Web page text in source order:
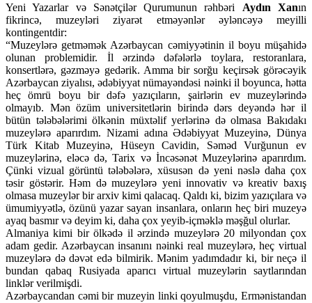
Yeni Yazarlar və Sənətçilər Qurumunun rəhbəri Aydın Xanın
fikrincə, muzeyləri ziyarət etməyənlər əyləncəyə meyilli
kontingentdir:
“Muzeylərə getməmək Azərbaycan cəmiyyətinin il boyu müşahidə
olunan problemidir. İl ərzində dəfələrlə toylara, restoranlara,
konsertlərə, gəzməyə gedərik. Amma bir sorğu keçirsək görəcəyik
Azərbaycan ziyalısı, ədəbiyyat nümayəndəsi nəinki il boyunca, hətta
heç ömrü boyu bir dəfə yazıçıların, şairlərin ev muzeylərində
olmayıb. Mən özüm universitetlərin birində dərs deyəndə hər il
bütün tələbələrimi ölkənin müxtəlif yerlərinə də olmasa Bakıdakı
muzeylərə aparırdım. Nizami adına Ədəbiyyat Muzeyinə, Dünya
Türk Kitab Muzeyinə, Hüseyn Cavidin, Səməd Vurğunun ev
muzeylərinə, eləcə də, Tarix və İncəsənət Muzeylərinə aparırdım.
Çünki vizual görüntü tələbələrə, xüsusən də yeni nəslə daha çox
təsir göstərir. Həm də muzeylərə yeni innovativ və kreativ baxış
olmasa muzeylər bir arxiv kimi qalacaq. Qaldı ki, bizim yazıçılara və
ümumiyyətlə, özünü yazar sayan insanlara, onların heç biri muzeyə
ayaq basmır və deyim ki, daha çox yeyib-içməklə məşğul olurlar.
Almaniya kimi bir ölkədə il ərzində muzeylərə 20 milyondan çox
adam gedir. Azərbaycan insanını nəinki real muzeylərə, heç virtual
muzeylərə də dəvət edə bilmirik. Mənim yadımdadır ki, bir neçə il
bundan qabaq Rusiyada aparıcı virtual muzeylərin saytlarından
linklər verilmişdi.
Azərbaycandan cəmi bir muzeyin linki qoyulmuşdu, Ermənistandan